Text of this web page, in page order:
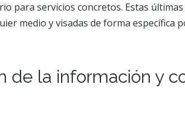
para servicios concretos. Estas
medio y visadas de forma específica
de la información y